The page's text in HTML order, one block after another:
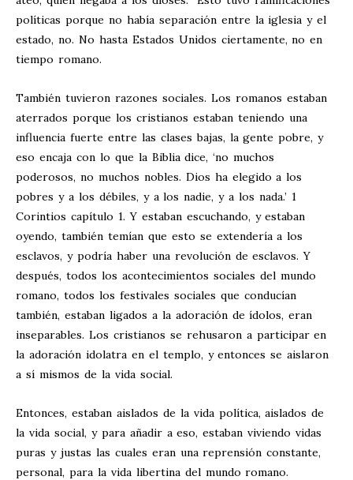
políticas porque no había separación entre la iglesia y el
estado, no. No hasta Estados Unidos ciertamente, no en
tiempo romano.
También tuvieron razones sociales. Los romanos estaban
aterrados porque los cristianos estaban teniendo una
influencia fuerte entre las clases bajas, la gente pobre, y
eso encaja con lo que la Biblia dice, ‘no muchos
poderosos, no muchos nobles. Dios ha elegido a los
pobres y a los débiles, y a los nadie, y a los nada.’ 1
Corintios capítulo 1. Y estaban escuchando, y estaban
oyendo, también temían que esto se extendería a los
esclavos, y podría haber una revolución de esclavos. Y
después, todos los acontecimientos sociales del mundo
romano, todos los festivales sociales que conducían
también, estaban ligados a la adoración de ídolos, eran
inseparables. Los cristianos se rehusaron a participar en
la adoración idolatra en el templo, y entonces se aislaron
a sí mismos de la vida social.
Entonces, estaban aislados de la vida política, aislados de
la vida social, y para añadir a eso, estaban viviendo vidas
puras y justas las cuales eran una reprensión constante,
personal, para la vida libertina del mundo romano.